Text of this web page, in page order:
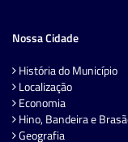
Nossa Cidade
História do Município
Localização
Economia
Hino, Bandeira e
Geografia